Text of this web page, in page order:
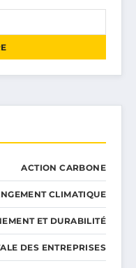
ACTION CARBONE
CLIMATIQUE
ET DURABILITÉ
DES ENTREPRISES